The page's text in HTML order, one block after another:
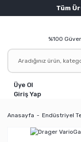
Tüm
%100
Üye Ol
Giriş Yap
Anasayfa Endüstriyel